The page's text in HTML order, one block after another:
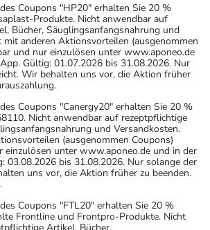
Coupons "HP20" erhalten Sie 20 %
Produkte. Nicht anwendbar auf
Bücher, Säuglingsanfangsnahrung und
mit anderen Aktionsvorteilen (ausgenommen
und nur einzulösen unter www.aponeo.de
Gültig: 01.07.2026 bis 31.08.2026. Nur
Wir behalten uns vor, die Aktion früher
Coupons "Canergy20" erhalten Sie 20 %
Nicht anwendbar auf rezeptpflichtige
und Versandkosten.
(ausgenommen Coupons)
einzulösen unter www.aponeo.de und in der
03.08.2026 bis 31.08.2026. Nur solange der
uns vor, die Aktion früher zu beenden.
Coupons "FTL20" erhalten Sie 20 %
Frontline und Frontpro-Produkte. Nicht